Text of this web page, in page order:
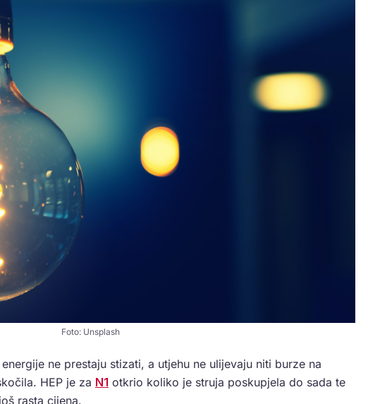
Foto: Unsplash
ne prestaju stizati, a utjehu ne ulijevaju niti burze na
HEP je za N1 otkrio koliko je struja poskupjela do sada te
rasta cijena.